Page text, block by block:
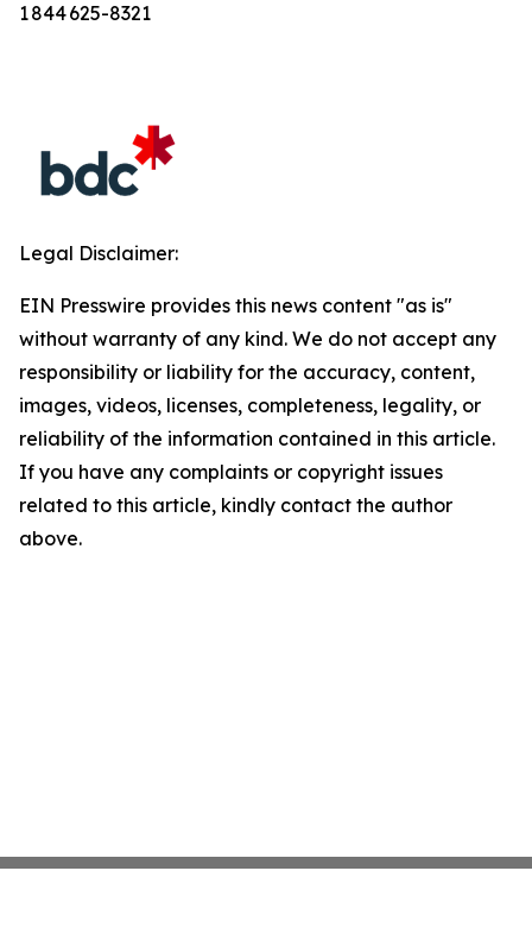
1 844 625-8321
Legal Disclaimer:
EIN Presswire provides this news content "as is"
without warranty of any kind. We do not accept any
responsibility or liability for the accuracy, content,
images, videos, licenses, completeness, legality, or
reliability of the information contained in this article.
If you have any complaints or copyright issues
related to this article, kindly contact the author
above.